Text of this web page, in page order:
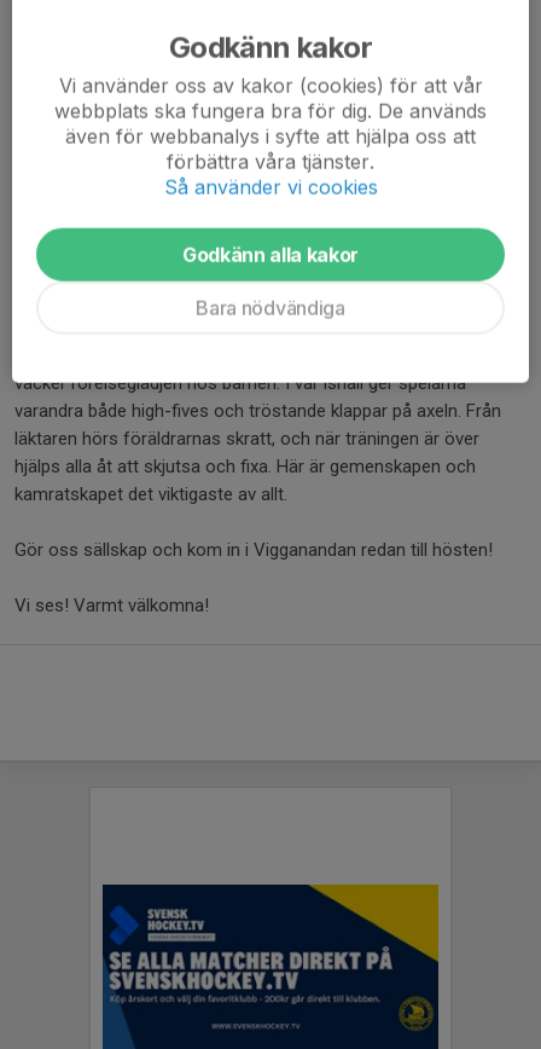
ser alla barn? Där man lyfter fram de individuella styrkorna och
stegvis jobbar med det som barnet behöver träna lite mer på? Då
har ni kommit helt rätt - till Team13!
väcker rörelseglädjen hos barnen. I vår ishall ger spelarna
varandra både high-fives och tröstande klappar på axeln. Från
läktaren hörs föräldrarnas skratt, och när träningen är över
hjälps alla åt att skjutsa och fixa. Här är gemenskapen och
kamratskapet det viktigaste av allt.
Gör oss sällskap och kom in i Vigganandan redan till hösten!
Vi ses! Varmt välkomna!
Godkänn kakor
Vi använder oss av kakor (cookies) för att vår
webbplats ska fungera bra för dig. De används
även för webbanalys i syfte att hjälpa oss att
förbättra våra tjänster.
Så använder vi cookies
Godkänn alla kakor
Bara nödvändiga